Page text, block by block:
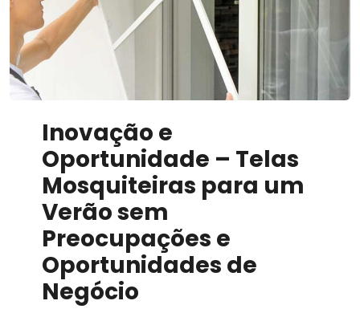
Inovador
Inovação e
Oportunidade – Telas
Mosquiteiras para um
Verão sem
Preocupações e
Oportunidades de
Negócio